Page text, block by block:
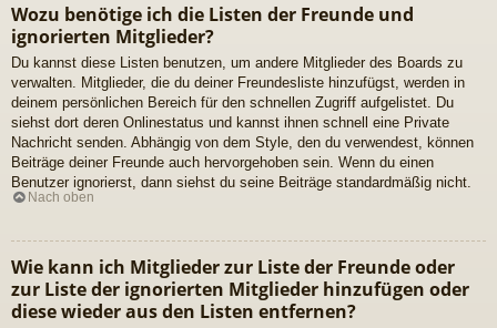
Wozu benötige ich die Listen der Freunde und
ignorierten Mitglieder?
Du kannst diese Listen benutzen, um andere Mitglieder des Boards zu
verwalten. Mitglieder, die du deiner Freundesliste hinzufügst, werden in
deinem persönlichen Bereich für den schnellen Zugriff aufgelistet. Du
siehst dort deren Onlinestatus und kannst ihnen schnell eine Private
Nachricht senden. Abhängig von dem Style, den du verwendest, können
Beiträge deiner Freunde auch hervorgehoben sein. Wenn du einen
Benutzer ignorierst, dann siehst du seine Beiträge standardmäßig nicht.
Nach oben
Wie kann ich Mitglieder zur Liste der Freunde oder
zur Liste der ignorierten Mitglieder hinzufügen oder
diese wieder aus den Listen entfernen?